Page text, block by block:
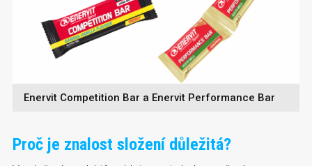
Enervit Competition Bar a Enervit Performance Bar
Proč je znalost složení důležitá?